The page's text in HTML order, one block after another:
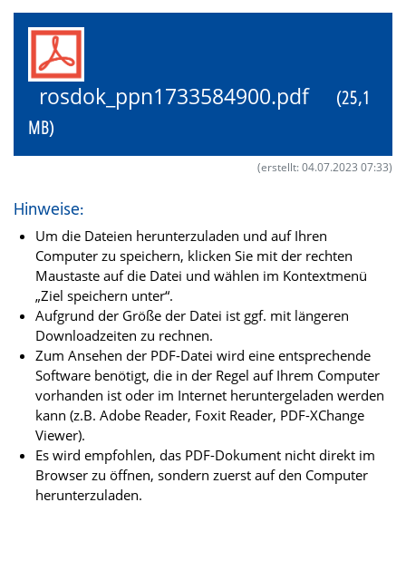
rosdok_ppn1733584900.pdf
(25,1
MB)
(erstellt: 04.07.2023 07:33)
Hinweise:
Um die Dateien herunterzuladen und auf Ihren
Computer zu speichern, klicken Sie mit der rechten
Maustaste auf die Datei und wählen im Kontextmenü
„Ziel speichern unter“.
Aufgrund der Größe der Datei ist ggf. mit längeren
Downloadzeiten zu rechnen.
Zum Ansehen der PDF-Datei wird eine entsprechende
Software benötigt, die in der Regel auf Ihrem Computer
vorhanden ist oder im Internet heruntergeladen werden
kann (z.B. Adobe Reader, Foxit Reader, PDF-XChange
Viewer).
Es wird empfohlen, das PDF-Dokument nicht direkt im
Browser zu öffnen, sondern zuerst auf den Computer
herunterzuladen.